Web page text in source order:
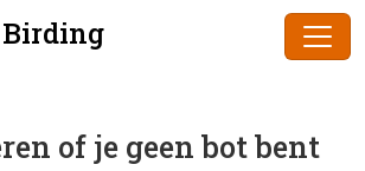
of je geen bot bent